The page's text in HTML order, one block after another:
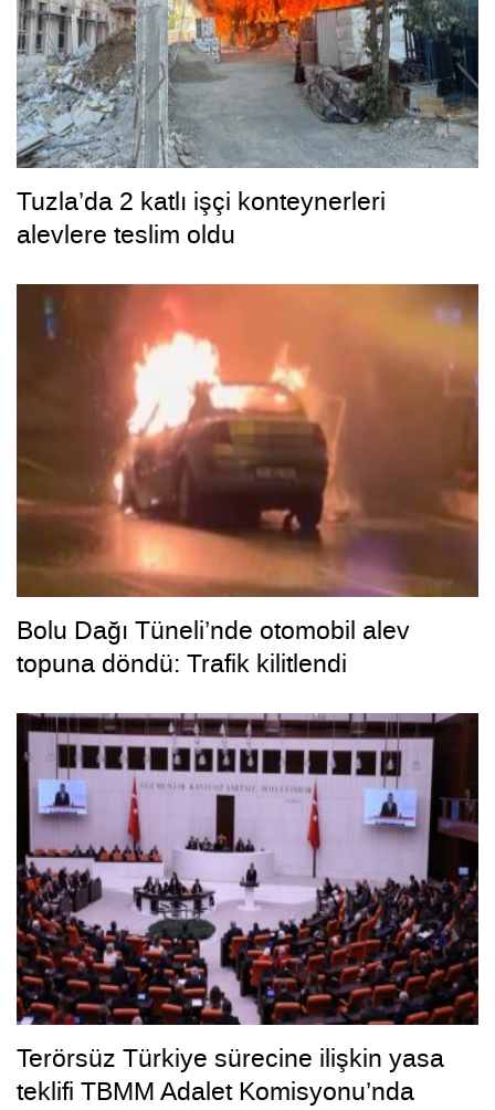
Tuzla’da 2 katlı işçi konteynerleri
alevlere teslim oldu
Bolu Dağı Tüneli’nde otomobil alev
topuna döndü: Trafik kilitlendi
Terörsüz Türkiye sürecine ilişkin yasa
teklifi TBMM Adalet Komisyonu’nda